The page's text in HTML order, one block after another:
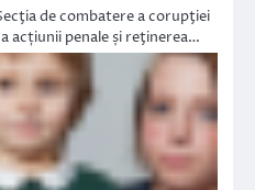
de combatere a corupţiei
acțiunii penale și reţinerea…